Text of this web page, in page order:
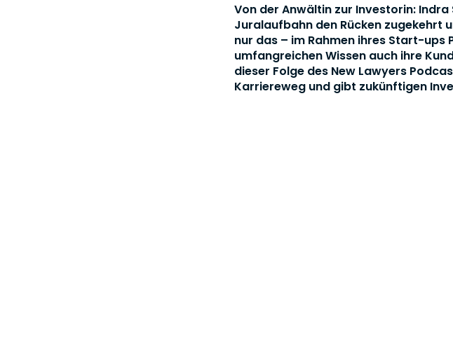
Von der Anwältin zur Investorin:
Juralaufbahn den Rücken zugekehrt
nur das – im Rahmen ihres Start-
umfangreichen Wissen auch ihre
dieser Folge des New Lawyers
Karriereweg und gibt zukünftigen